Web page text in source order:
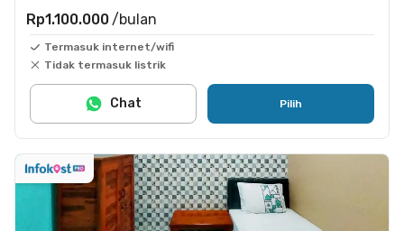
Rp1.100.000 /bulan
Termasuk internet/wifi
Tidak termasuk listrik
Pilih
Chat